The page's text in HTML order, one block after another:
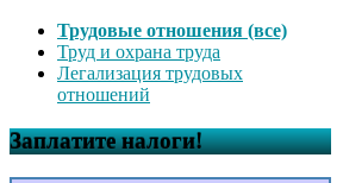
Трудовые отношения (все)
Труд и охрана труда
Легализация трудовых
отношений
Заплатите налоги!